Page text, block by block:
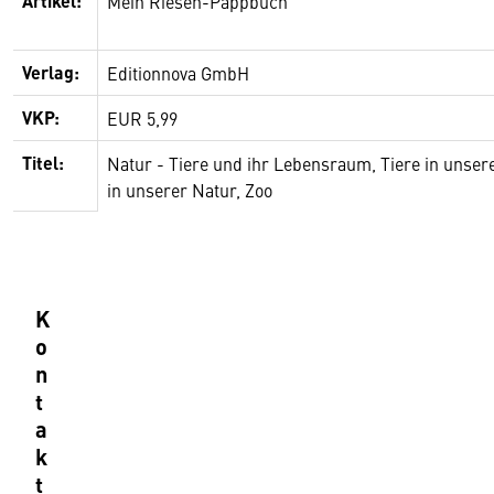
Verlag: Editionnova GmbH
VKP: EUR 5,99
Titel:
Natur - Tiere und ihr Lebensraum, Tiere in
in unserer Natur, Zoo
K
o
n
t
a
k
t